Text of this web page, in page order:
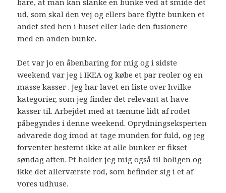
ud, som skal den vej og ellers bare flytte bunken et
andet sted hen i huset eller lade den fusionere
med en anden bunke.
Det var jo en åbenbaring for mig og i sidste
weekend var jeg i IKEA og købe et par reoler og en
masse kasser . Jeg har lavet en liste over hvilke
kategorier, som jeg finder det relevant at have
kasser til. Arbejdet med at tæmme lidt af rodet
påbegyndes i denne weekend. Oprydningseksperten
advarede dog imod at tage munden for fuld, og jeg
forventer bestemt ikke at alle bunker er fikset
søndag aften. Pt holder jeg mig også til boligen og
ikke det allerværste rod, som befinder sig i et af
vores udhuse.